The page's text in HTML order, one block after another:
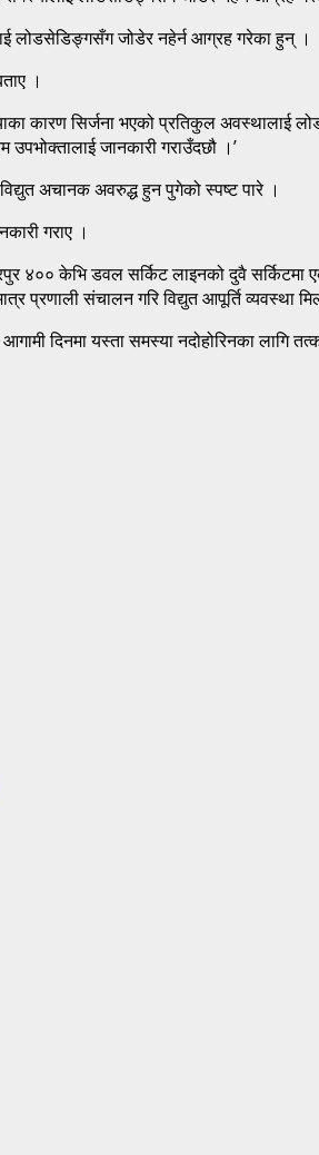
लोडसेडिङ्गसँग जोडेर नहेर्न आग्रह गरेका हुन् ।
।
कारण सिर्जना भएको प्रतिकुल अवस्थालाई
जानकारी गराउँदछौ ।’
अचानक अवरुद्ध हुन पुगेको स्पष्ट पारे ।
गराए ।
केभि डवल सर्किट लाइनको दुवै सर्किटमा
प्रणाली संचालन गरि विद्युत आपूर्ति
दिनमा यस्ता समस्या नदोहोरिनका लागि